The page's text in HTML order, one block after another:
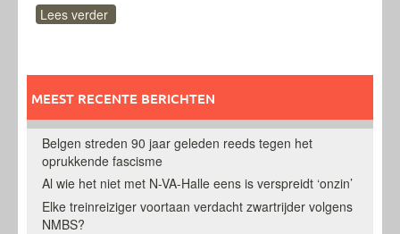
Lees verder
MEEST RECENTE BERICHTEN
Belgen streden 90 jaar geleden reeds tegen het
oprukkende fascisme
Al wie het niet met N-VA-Halle eens is verspreidt ‘onzin’
Elke treinreiziger voortaan verdacht zwartrijder volgens
NMBS?